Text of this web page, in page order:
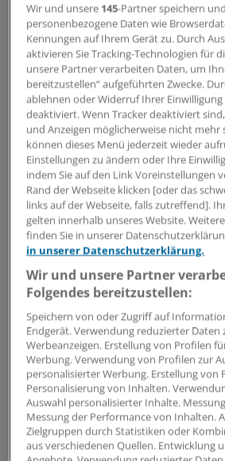
Eine Flüchtlingsfrau aus
Flyer der Kölner Frauen-
agisra.
© Monika Skolimowska / dpa
In Deutschland leben
Mädchen, die von
Zwangsprostitution und
Die weitaus meisten von ihnen
oder aus ihren Herkunftsländern
Hilfe finden Betroffene bei der
gegen internationale sexuelle und
Ausbeutung e. V. (agisra), einer
gegründeten Initiative, die für ihr
Engagement mit dem 1. Preis des
Medizin vergebenen
Wir und unsere 145-Partner speichern
personenbezogene Daten wie
Kennungen auf Ihrem Gerät zu. Durch
aktivieren Sie Tracking-Technologien für
unsere Partner verarbeiten Daten, um
bereitzustellen“ aufgeführten Zwecke.
ablehnen oder Widerruf Ihrer
deaktiviert. Wenn Tracker deaktiviert
und Anzeigen möglicherweise nicht mehr
können dieses Menü jederzeit wieder
Einstellungen zu ändern oder Ihre
indem Sie auf den Link Voreinstellungen
Rand der Webseite klicken [oder das
links auf der Webseite, falls zutreffend].
gelten innerhalb unseres Website.
finden Sie in unserer
in unserer Datenschutzerklärung.
Wir und unsere Partner
Folgendes bereitzustellen:
Speichern von oder Zugriff auf
Endgerät. Verwendung reduzierter Daten
Werbeanzeigen. Erstellung von Profilen
Werbung. Verwendung von Profilen zur
personalisierter Werbung. Erstellung von
Personalisierung von Inhalten.
Auswahl personalisierter Inhalte.
Messung der Performance von Inhalten.
Zielgruppen durch Statistiken oder
aus verschiedenen Quellen. Entwicklung